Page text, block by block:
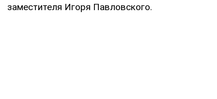
заместителя Игоря Павловского.